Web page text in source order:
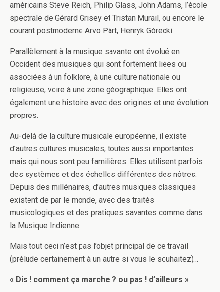
américains Steve Reich, Philip Glass, John Adams, l’école
spectrale de Gérard Grisey et Tristan Murail, ou encore le
courant postmoderne Arvo Pärt, Henryk Górecki.
Parallèlement à la musique savante ont évolué en
Occident des musiques qui sont fortement liées ou
associées à un folklore, à une culture nationale ou
religieuse, voire à une zone géographique. Elles ont
également une histoire avec des origines et une évolution
propres.
Au-delà de la culture musicale européenne, il existe
d’autres cultures musicales, toutes aussi importantes
mais qui nous sont peu familières. Elles utilisent parfois
des systèmes et des échelles différentes des nôtres.
Depuis des millénaires, d’autres musiques classiques
existent de par le monde, avec des traités
musicologiques et des pratiques savantes comme dans
la Musique Indienne.
Mais tout ceci n’est pas l’objet principal de ce travail
(prélude certainement à un autre si vous le souhaitez)…
« Dis ! comment ça marche ? ou pas ! d’ailleurs »